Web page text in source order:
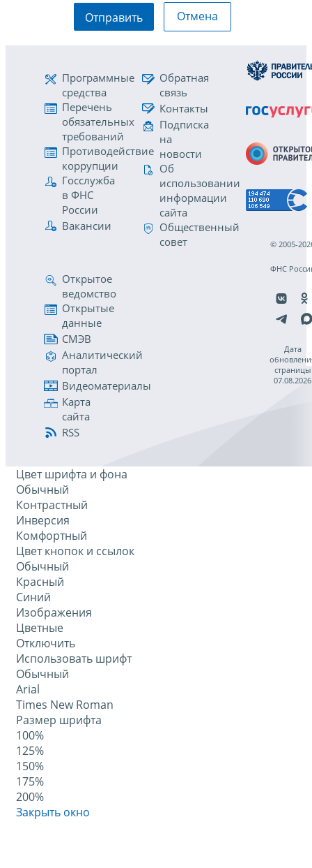
Отправить Отмена
Программные
средства
Перечень
обязательных
требований
Противодействие
коррупции
Госслужба
в ФНС
России
Вакансии
Обратная
связь
Контакты
Подписка
на
новости
Об
использовании
информации
сайта
Общественный
совет
Открытое
ведомство
Открытые
данные
СМЭВ
Аналитический
портал
Видеоматериалы
Карта
сайта
RSS
© 2005-
ФНС
Дата
страницы
07.08.2026
Цвет шрифта и фона
Обычный
Контрастный
Инверсия
Комфортный
Цвет кнопок и ссылок
Обычный
Красный
Синий
Изображения
Цветные
Отключить
Использовать шрифт
Обычный
Arial
Times New Roman
Размер шрифта
100%
125%
150%
175%
200%
Закрыть окно